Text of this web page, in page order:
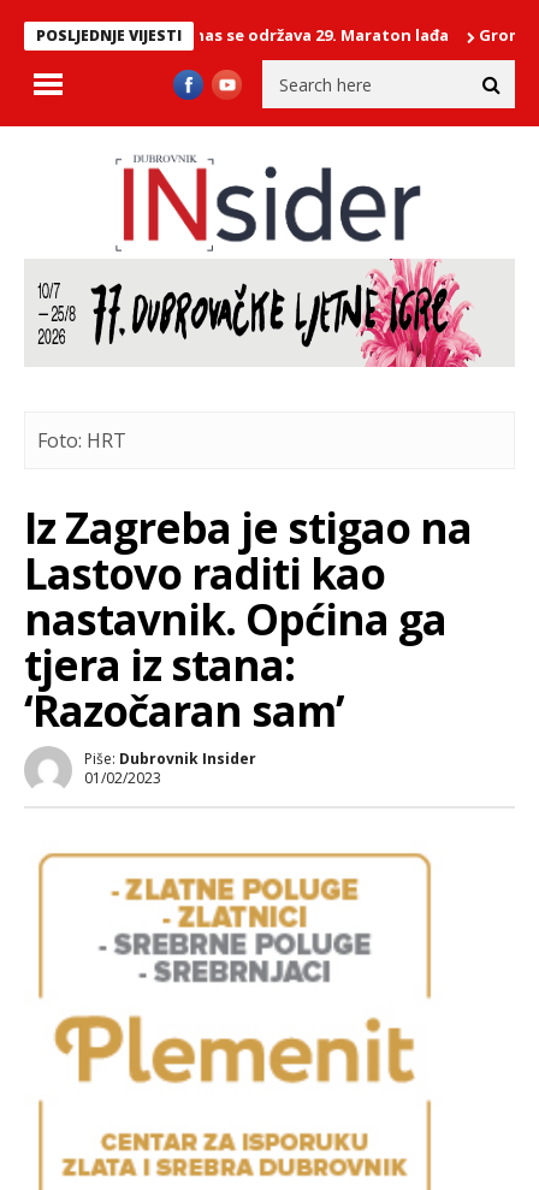
POSLJEDNJE VIJESTI
na Neretvi: Danas se održava 29. Maraton lađa Grom
Foto: HRT
Iz Zagreba je stigao na
Lastovo raditi kao
nastavnik. Općina ga
tjera iz stana:
‘Razočaran sam’
Piše: Dubrovnik Insider
01/02/2023